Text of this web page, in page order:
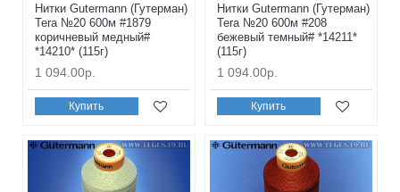
Нитки Gutermann (Гутерман)
Tera №20 600м #1879
коричневый медный#
*14210* (115г)
1 094.00р.
Купить
Нитки Gutermann (Гутерман)
Tera №20 600м #208
бежевый темный# *14211*
(115г)
1 094.00р.
Купить